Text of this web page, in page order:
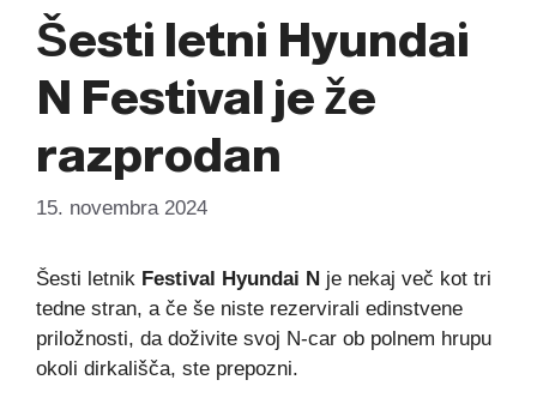
Šesti letni Hyundai
N Festival je že
razprodan
15. novembra 2024
Šesti letnik Festival Hyundai N je nekaj več kot tri
tedne stran, a če še niste rezervirali edinstvene
priložnosti, da doživite svoj N-car ob polnem hrupu
okoli dirkališča, ste prepozni.